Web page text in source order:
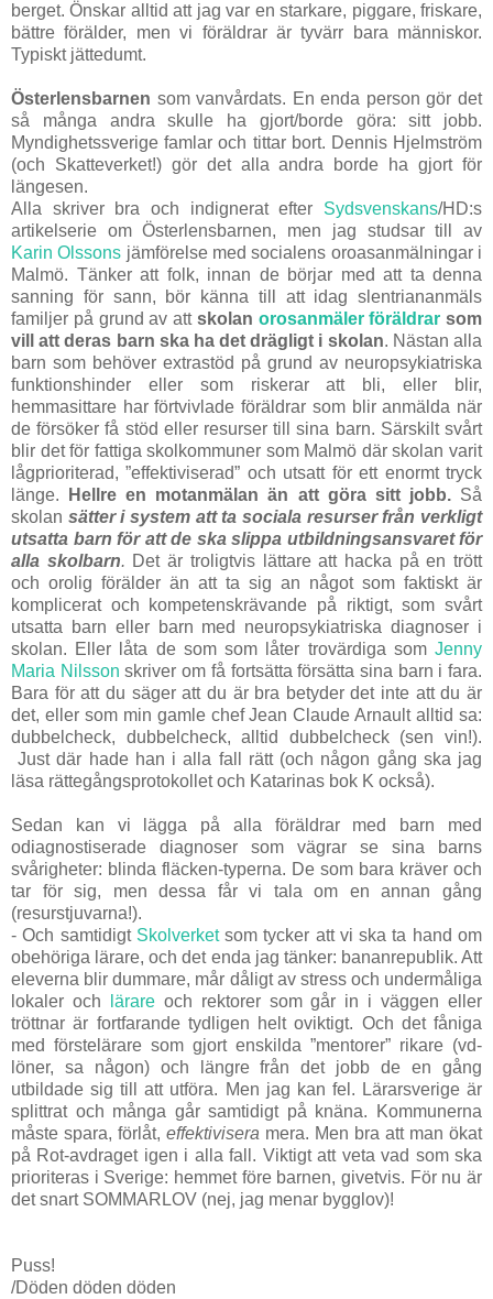
berget. Önskar alltid att jag var en starkare, piggare, friskare,
bättre förälder, men vi föräldrar är tyvärr bara människor.
Typiskt jättedumt.
Österlensbarnen som vanvårdats. En enda person gör det
så många andra skulle ha gjort/borde göra: sitt jobb.
Myndighetssverige famlar och tittar bort. Dennis Hjelmström
(och Skatteverket!) gör det alla andra borde ha gjort för
längesen.
Alla skriver bra och indignerat efter Sydsvenskans/HD:s
artikelserie om Österlensbarnen, men jag studsar till av
Karin Olssons jämförelse med socialens oroasanmälningar i
Malmö. Tänker att folk, innan de börjar med att ta denna
sanning för sann, bör känna till att idag slentriananmäls
familjer på grund av att skolan orosanmäler föräldrar som
vill att deras barn ska ha det drägligt i skolan. Nästan alla
barn som behöver extrastöd på grund av neuropsykiatriska
funktionshinder eller som riskerar att bli, eller blir,
hemmasittare har förtvivlade föräldrar som blir anmälda när
de försöker få stöd eller resurser till sina barn. Särskilt svårt
blir det för fattiga skolkommuner som Malmö där skolan varit
lågprioriterad, ”effektiviserad” och utsatt för ett enormt tryck
länge.
Hellre en motanmälan än att göra sitt jobb.Så
skolan sätter i system att ta sociala resurser från verkligt
utsatta barn för att de ska slippa utbildningsansvaret för
alla skolbarn. Det är troligtvis lättare att hacka på en trött
och orolig förälder än att ta sig an något som faktiskt är
komplicerat och kompetenskrävande på riktigt, som svårt
utsatta barn eller barn med neuropsykiatriska diagnoser i
skolan. Eller låta de som som låter trovärdiga som Jenny
Maria Nilsson skriver om få fortsätta försätta sina barn i fara.
Bara för att du säger att du är bra betyder det inte att du är
det, eller som min gamle chef Jean Claude Arnault alltid sa:
dubbelcheck, dubbelcheck, alltid dubbelcheck (sen vin!).
Just där hade han i alla fall rätt (och någon gång ska jag
läsa rättegångsprotokollet och Katarinas bok K också).
Sedan kan vi lägga på alla föräldrar med barn med
odiagnostiserade diagnoser som vägrar se sina barns
svårigheter: blinda fläcken-typerna. De som bara kräver och
tar för sig, men dessa får vi tala om en annan gång
(resurstjuvarna!).
- Och samtidigt Skolverketsom tycker att vi ska ta hand om
obehöriga lärare, och det enda jag tänker: bananrepublik. Att
eleverna blir dummare, mår dåligt av stress och undermåliga
lokaler och
lärareoch rektorer som går in i väggen eller
tröttnar är fortfarande tydligen helt oviktigt. Och det fåniga
med förstelärare som gjort enskilda ”mentorer” rikare (vd-
löner, sa någon) och längre från det jobb de en gång
utbildade sig till att utföra. Men jag kan fel. Lärarsverige är
splittrat och många går samtidigt på knäna. Kommunerna
måste spara, förlåt, effektivisera mera. Men bra att man ökat
på Rot-avdraget igen i alla fall. Viktigt att veta vad som ska
prioriteras i Sverige: hemmet före barnen, givetvis. För nu är
det snart SOMMARLOV (nej, jag menar bygglov)!
Puss!
/Döden döden döden